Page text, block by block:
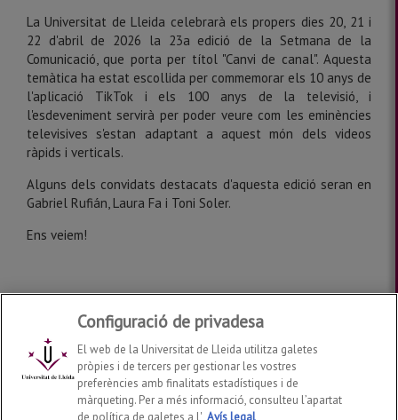
La Universitat de Lleida celebrarà els propers dies 20, 21 i
22 d'abril de 2026 la 23a edició de la Setmana de la
Comunicació, que porta per títol "Canvi de canal". Aquesta
temàtica ha estat escollida per commemorar els 10 anys de
l'aplicació TikTok i els 100 anys de la televisió, i
l'esdeveniment servirà per poder veure com les eminències
televisives s'estan adaptant a aquest món dels videos
ràpids i verticals.
Alguns dels convidats destacats d'aquesta edició seran en
Gabriel Rufián, Laura Fa i Toni Soler.
Ens veiem!
Setmana de la Comunicació de la UdL2026 ©
setmanacomunicacioudl@gmail.com
Contactar
Configuració de privadesa
El web de la Universitat de Lleida utilitza galetes
pròpies i de tercers per gestionar les vostres
preferències amb finalitats estadístiques i de
màrqueting. Per a més informació, consulteu l’apartat
de política de galetes a l' Avís legal